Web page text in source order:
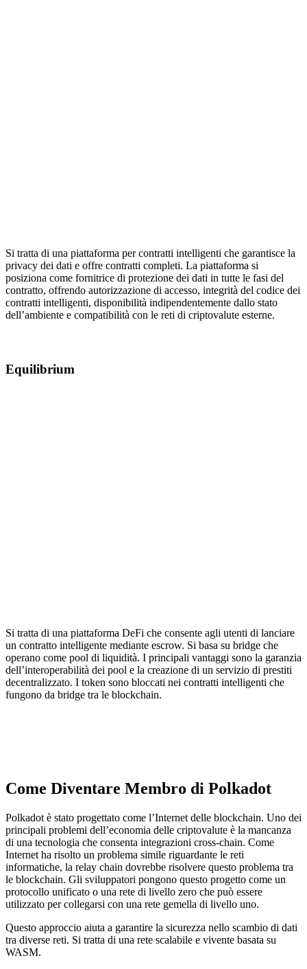
Si tratta di una piattaforma per contratti intelligenti che garantisce la
privacy dei dati e offre contratti completi. La piattaforma si
posiziona come fornitrice di protezione dei dati in tutte le fasi del
contratto, offrendo autorizzazione di accesso, integrità del codice dei
contratti intelligenti, disponibilità indipendentemente dallo stato
dell’ambiente e compatibilità con le reti di criptovalute esterne.
Equilibrium
Si tratta di una piattaforma DeFi che consente agli utenti di lanciare
un contratto intelligente mediante escrow. Si basa su bridge che
operano come pool di liquidità. I principali vantaggi sono la garanzia
dell’interoperabilità dei pool e la creazione di un servizio di prestiti
decentralizzato. I token sono bloccati nei contratti intelligenti che
fungono da bridge tra le blockchain.
Come Diventare Membro di Polkadot
Polkadot è stato progettato come l’Internet delle blockchain. Uno dei
principali problemi dell’economia delle criptovalute è la mancanza
di una tecnologia che consenta integrazioni cross-chain. Come
Internet ha risolto un problema simile riguardante le reti
informatiche, la relay chain dovrebbe risolvere questo problema tra
le blockchain. Gli sviluppatori pongono questo progetto come un
protocollo unificato o una rete di livello zero che può essere
utilizzato per collegarsi con una rete gemella di livello uno.
Questo approccio aiuta a garantire la sicurezza nello scambio di dati
tra diverse reti. Si tratta di una rete scalabile e vivente basata su
WASM.